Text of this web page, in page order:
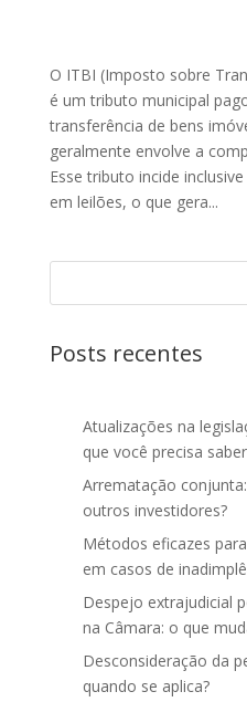
O ITBI (Imposto sobre
é um tributo municipal
transferência de bens
geralmente envolve a
Esse tributo incide
em leilões, o que gera...
Posts recentes
Atualizações na
que você precisa saber
Arrematação
outros investidores?
Métodos eficazes
em casos de
Despejo extrajudicial
na Câmara: o que
Desconsideração da
quando se aplica?